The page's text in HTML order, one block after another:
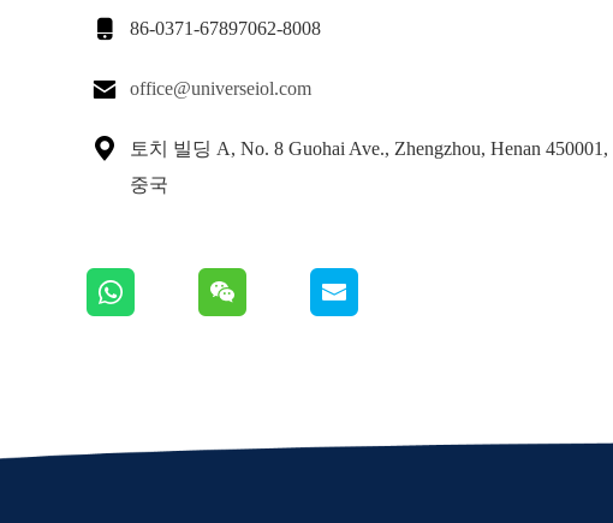
 86-0371-67897062-8008
 office@universeiol.com

토치 빌딩 A, No. 8 Guohai Ave., Zhengzhou, Henan 450001,
중국